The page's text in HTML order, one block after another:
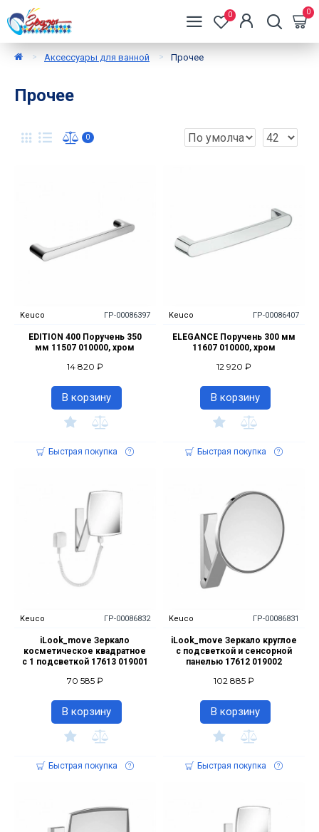
0 0
Аксессуары для ванной Прочее
Прочее
0
Keuco ГР-00086397
EDITION 400 Поручень 350
мм 11507 010000, хром
14 820 ₽
В корзину
Быстрая покупка
Keuco ГР-00086407
ELEGANCE Поручень 300 мм
11607 010000, хром
12 920 ₽
В корзину
Быстрая покупка
Keuco ГР-00086832
iLook_move Зеркало
косметическое квадратное
с 1 подсветкой 17613 019001
70 585 ₽
В корзину
Быстрая покупка
Keuco ГР-00086831
iLook_move Зеркало круглое
с подсветкой и сенсорной
панелью 17612 019002
102 885 ₽
В корзину
Быстрая покупка